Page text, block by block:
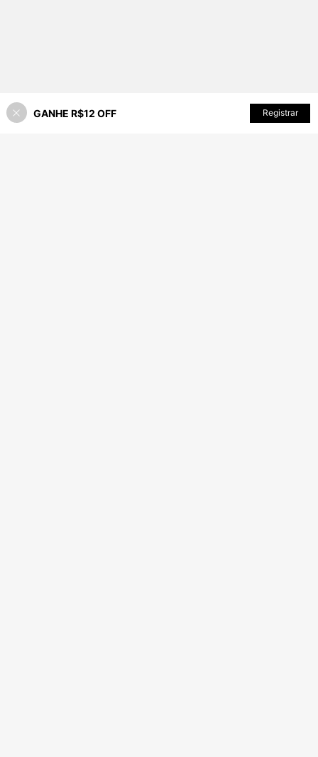
26% OFF! ADICIONAR AO CARRINHO
GANHE R$12 OFF Registrar